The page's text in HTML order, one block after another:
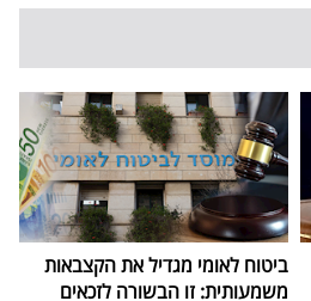
ביטוח לאומי מגדיל את הקצבאות
משמעותית: זו הבשורה לזכאים